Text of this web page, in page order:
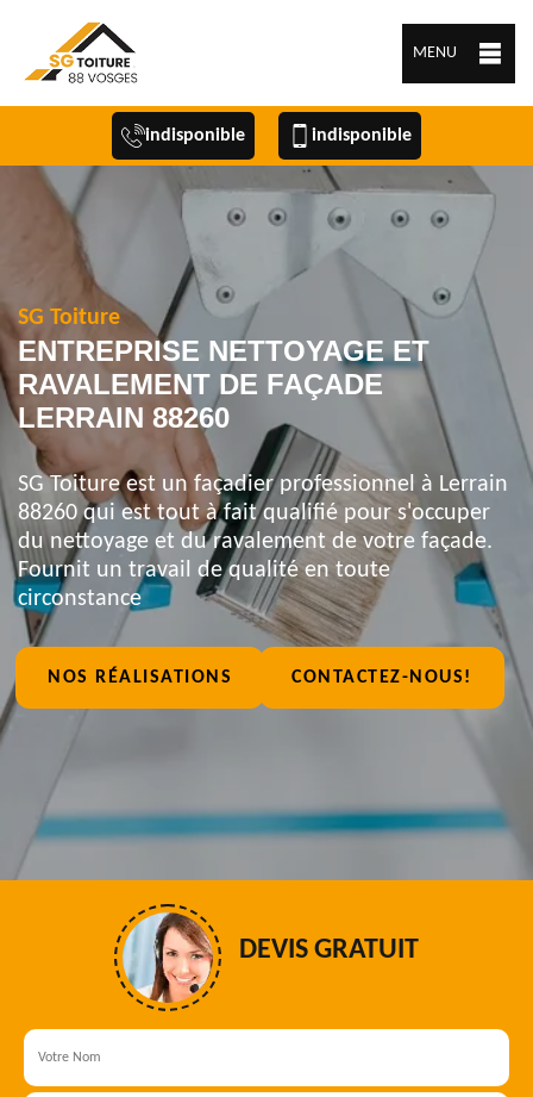
MENU
indisponible indisponible
SG Toiture
ENTREPRISE NETTOYAGE ET
RAVALEMENT DE FAÇADE
LERRAIN 88260
SG Toiture est un façadier professionnel à Lerrain
88260 qui est tout à fait qualifié pour s'occuper
du nettoyage et du ravalement de votre façade.
Fournit un travail de qualité en toute
circonstance
NOS RÉALISATIONS CONTACTEZ-NOUS!
DEVIS GRATUIT